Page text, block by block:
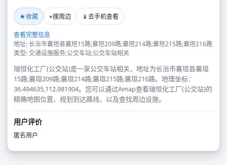
★收藏 ⌖搜周边 📱 去手机查看
查看完整信息
地址: 长治市襄垣县襄垣15路;襄垣209路;襄垣214路;襄垣215路;襄垣216路
类型: 交通设施服务;公交车站;公交车站相关
瑞恒化工厂(公交站)是一家公交车站相关，地址为长治市襄垣县襄垣
15路;襄垣209路;襄垣214路;襄垣215路;襄垣216路。地理坐标：
36.494635,112.981904。您可以通过Amap查看瑞恒化工厂(公交站)的
精确地图位置、规划到达路线，以及查找周边设施。
用户评价
匿名用户